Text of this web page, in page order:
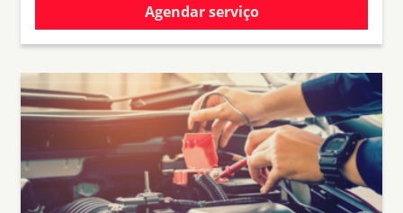
Agendar serviço